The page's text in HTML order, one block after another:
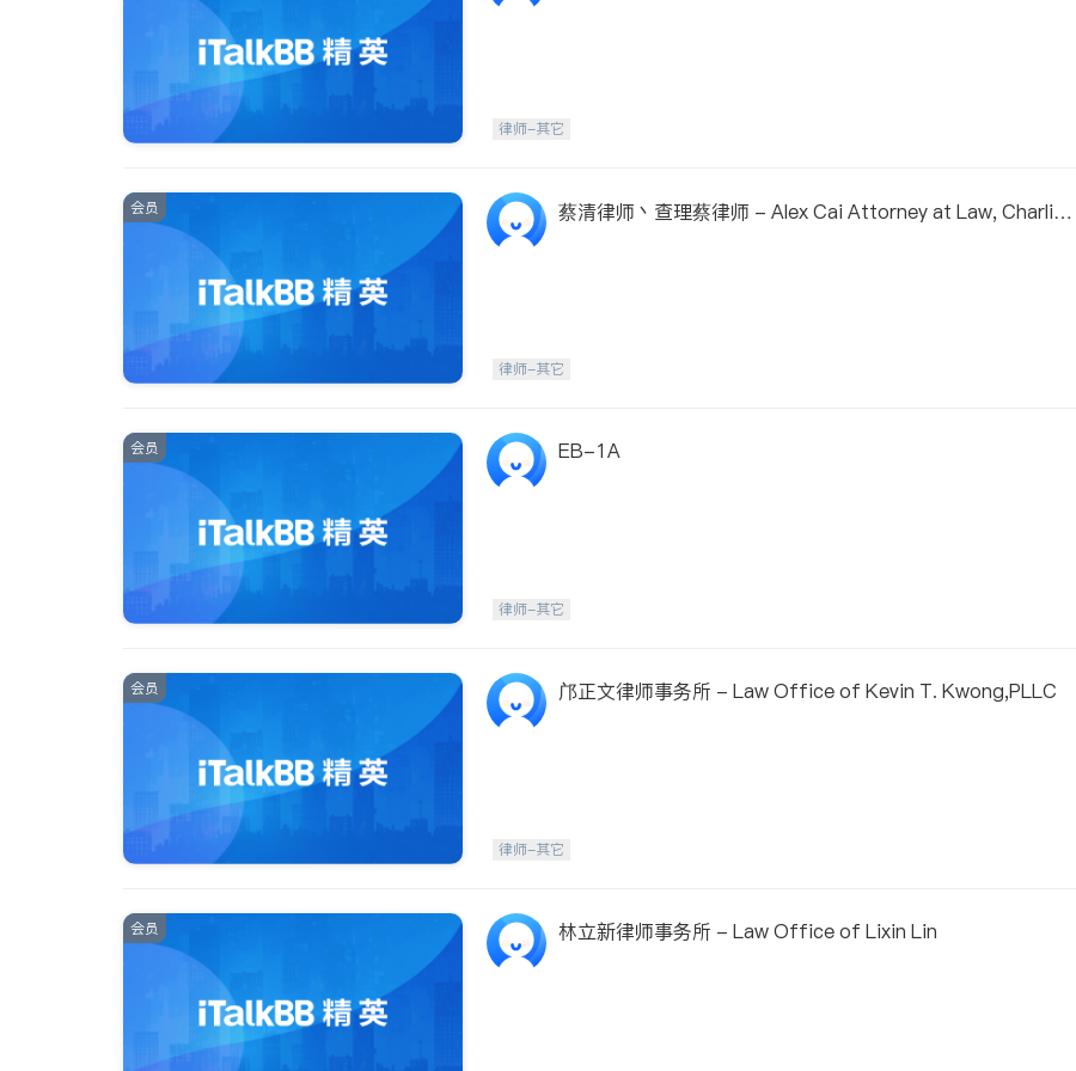
律师-其它
会员
蔡清律师丶查理蔡律师 - Alex Cai Attorney at Law, Charlie
律师-其它
会员 EB-1A
律师-其它
会员 邝正文律师事务所 - Law Office of Kevin T. Kwong,PLLC
律师-其它
会员 林立新律师事务所 - Law Office of Lixin Lin